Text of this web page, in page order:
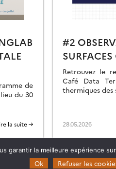
de
du 30
la suite →
#2
Retrouvez le
Café Data
thermiques des
28.05.2026
garantir la meilleure expérience
Ok Refuser les